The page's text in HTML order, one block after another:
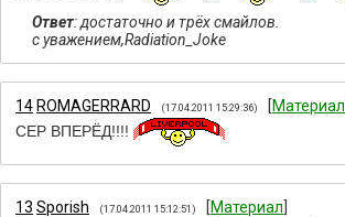
Ответ: достаточно и трёх смайлов.
с уважением,Radiation_Joke
14 ROMAGERRARD (17.04.2011 15:29:36) [Материал
СЕР ВПЕРЁД!!!!
13 Sporish (17.04.2011 15:12:51) [Материал